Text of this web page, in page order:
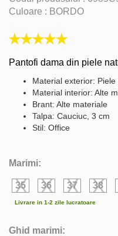
Culoare : BORDO
Pantofi dama din piele
Material exterior: Piele
Material interior: Alte
Brant: Alte materiale
Talpa: Cauciuc, 3 cm
Stil: Office
Marimi:
35 36 37 38
Livrare in 1-2 zile lucratoare
Ghid marimi: